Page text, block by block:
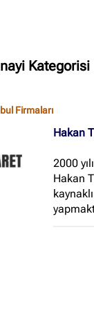
Kategorisi
Firmaları
Hakan
2000
Hakan